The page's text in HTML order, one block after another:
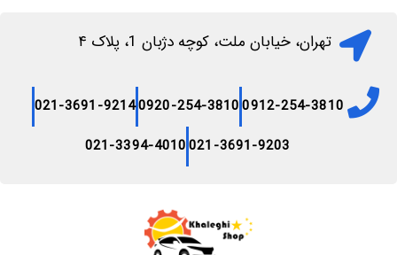
تهران، خیابان ملت، کوچه دژبان 1، پلاک ۴
0912-254-3810
0920-254-3810
021-3691-9214
021-3691-9203
021-3394-4010